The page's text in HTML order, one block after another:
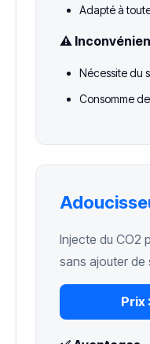
Adapté à
⚠️
Nécessite du
Consomme
Injecte du CO2
sans ajouter de
Prix :